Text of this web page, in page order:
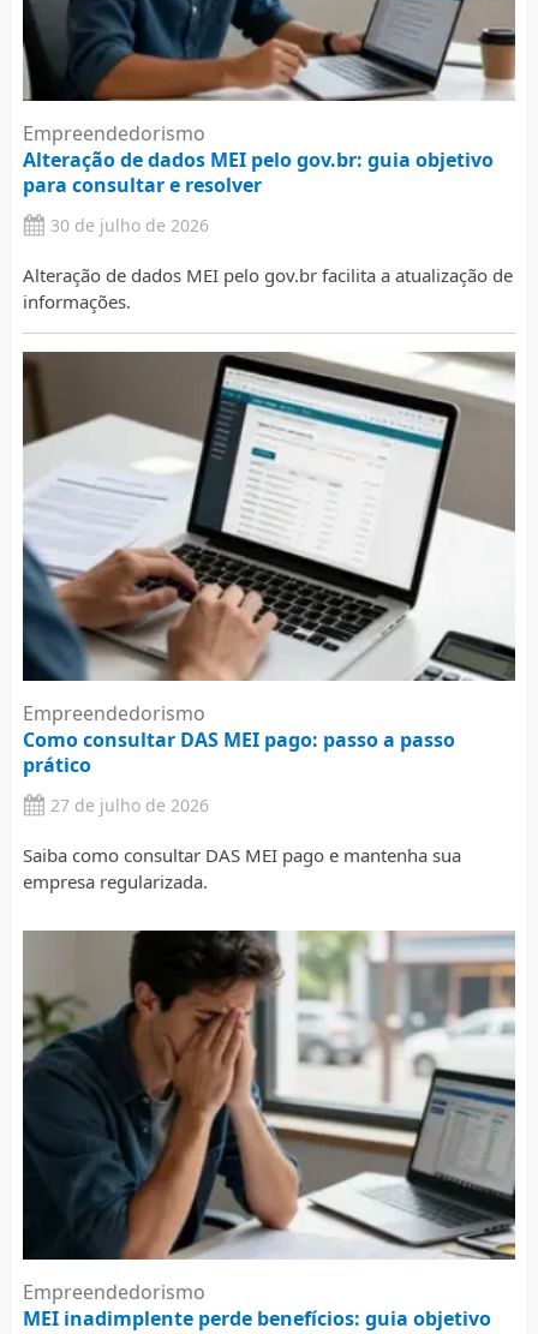
Empreendedorismo
Alteração de dados MEI pelo gov.br: guia objetivo
para consultar e resolver
30 de julho de 2026
Alteração de dados MEI pelo gov.br facilita a atualização de
informações.
Empreendedorismo
Como consultar DAS MEI pago: passo a passo
prático
27 de julho de 2026
Saiba como consultar DAS MEI pago e mantenha sua
empresa regularizada.
Empreendedorismo
MEI inadimplente perde benefícios: guia objetivo